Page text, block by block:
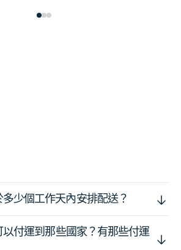
少個工作天內安排配送？
付運到那些國家？有那些付運